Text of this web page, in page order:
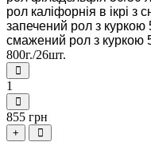
рол каліфорнія в ікрі з
запечений рол з куркою
смажений рол з куркою
800г./26шт.
1
855 грн
+